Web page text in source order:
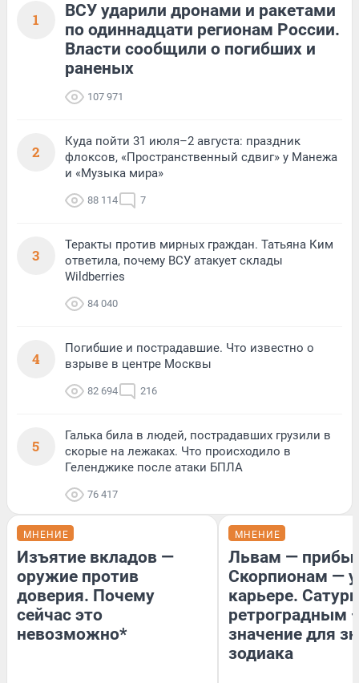
1
ВСУ ударили дронами и ракетами
по одиннадцати регионам России.
Власти сообщили о погибших и
раненых
107 971
2
Куда пойти 31 июля–2 августа: праздник
флоксов, «Пространственный сдвиг» у Манежа
и «Музыка мира»
88 114 7
3
Теракты против мирных граждан. Татьяна Ким
ответила, почему ВСУ атакует склады
Wildberries
84 040
4
Погибшие и пострадавшие. Что известно о
взрыве в центре Москвы
82 694 216
5
Галька била в людей, пострадавших грузили в
скорые на лежаках. Что происходило в
Геленджике после атаки БПЛА
76 417
МНЕНИЕ
Изъятие вкладов —
оружие против
доверия. Почему
сейчас это
невозможно*
МНЕНИЕ
Львам —
Скорпионам —
карьере.
ретроградным
значение для
зодиака